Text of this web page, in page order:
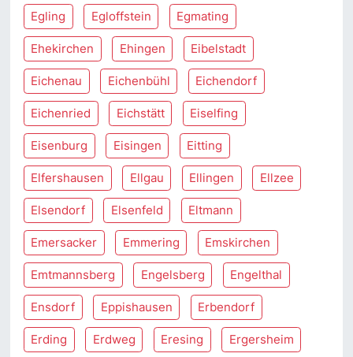
Egling Egloffstein Egmating
Ehekirchen Ehingen Eibelstadt
Eichenau Eichenbühl Eichendorf
Eichenried Eichstätt Eiselfing
Eisenburg Eisingen Eitting
Elfershausen Ellgau Ellingen Ellzee
Elsendorf Elsenfeld Eltmann
Emersacker Emmering Emskirchen
Emtmannsberg Engelsberg Engelthal
Ensdorf Eppishausen Erbendorf
Erding Erdweg Eresing Ergersheim